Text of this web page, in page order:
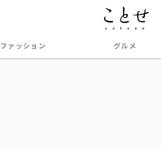
ファッション グルメ